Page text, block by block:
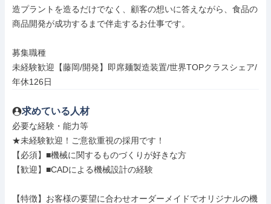
造プラントを造るだけでなく、顧客の想いに答えながら、食品の
商品開発が成功するまで伴走するお仕事です。
募集職種
未経験歓迎【藤岡/開発】即席麺製造装置/世界TOPクラスシェア/
年休126日
求めている人材
必要な経験・能力等
★未経験歓迎！ご意欲重視の採用です！
【必須】■機械に関するものづくりが好きな方
【歓迎】■CADによる機械設計の経験
【特徴】お客様の要望に合わせオーダーメイドでオリジナルの機